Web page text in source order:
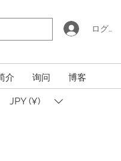
ログイン
介 询问 博客
JPY (¥)